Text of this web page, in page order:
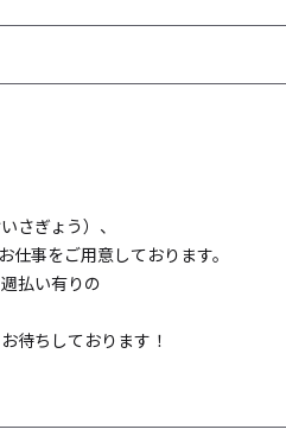
さぎょう）、
事をご用意しております。
払い有りの
待ちしております！